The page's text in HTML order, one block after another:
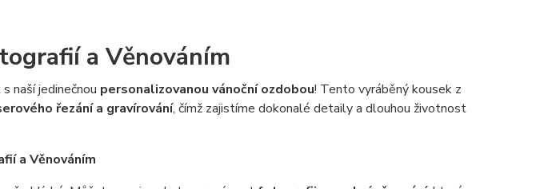
a Věnováním
naší jedinečnou personalizovanou vánoční ozdobou! Tento vyráběný kousek z
řezání a gravírování, čímž zajistíme dokonalé detaily a dlouhou životnost
a Věnováním